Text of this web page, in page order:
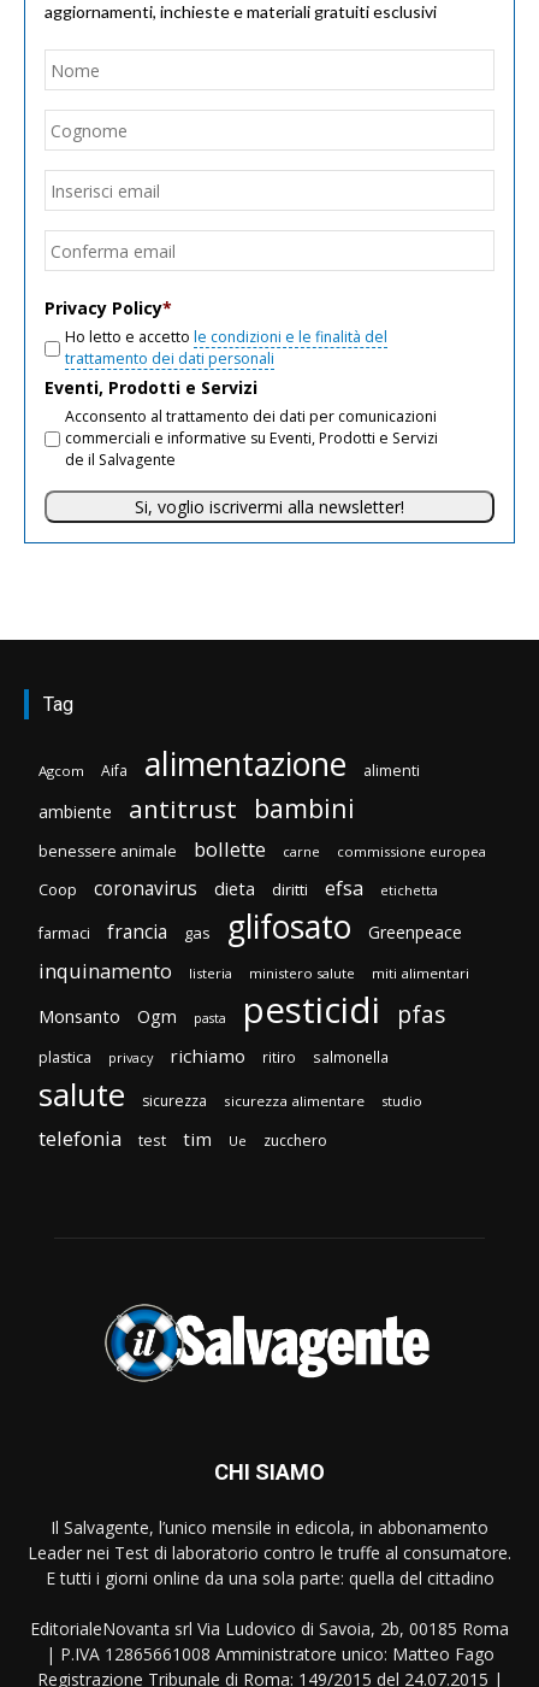
aggiornamenti, inchieste e materiali gratuiti esclusivi
Nome
Email
Privacy Policy*
Ho letto e accetto le condizioni e le finalità del
trattamento dei dati personali
Eventi, Prodotti e Servizi
Acconsento al trattamento dei dati per comunicazioni
commerciali e informative su Eventi, Prodotti e Servizi
de il Salvagente
Si, voglio iscrivermi alla newsletter!
Tag
Agcom Aifa alimentazione alimenti
ambiente antitrust bambini
benessere animale bollette carne commissione europea
Coop coronavirus dieta diritti efsa etichetta
farmaci francia gas glifosato Greenpeace
inquinamento listeria ministero salute miti alimentari
Monsanto Ogm pasta pesticidi pfas
plastica privacy richiamo ritiro salmonella
salute sicurezza sicurezza alimentare studio
telefonia test tim Ue zucchero
CHI SIAMO
Il Salvagente, l’unico mensile in edicola, in abbonamento
Leader nei Test di laboratorio contro le truffe al consumatore.
E tutti i giorni online da una sola parte: quella del cittadino
EditorialeNovanta srl Via Ludovico di Savoia, 2b, 00185 Roma
| P.IVA 12865661008 Amministratore unico: Matteo Fago
Registrazione Tribunale di Roma: 149/2015 del 24.07.2015 |